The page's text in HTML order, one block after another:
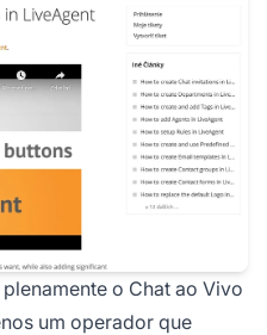
o Chat ao Vivo
um operador que